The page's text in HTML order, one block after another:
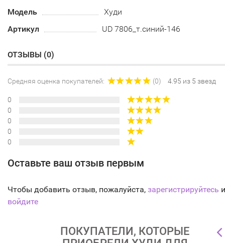
Модель
Худи
Артикул
UD 7806_т.синий-146
ОТЗЫВЫ (0)
Средняя оценка покупателей: (0) 4.95 из 5 звезд
0
0
0
0
0
Оставьте ваш отзыв первым
Чтобы добавить отзыв, пожалуйста, зарегистрируйтесь
войдите
ПОКУПАТЕЛИ, КОТОРЫЕ